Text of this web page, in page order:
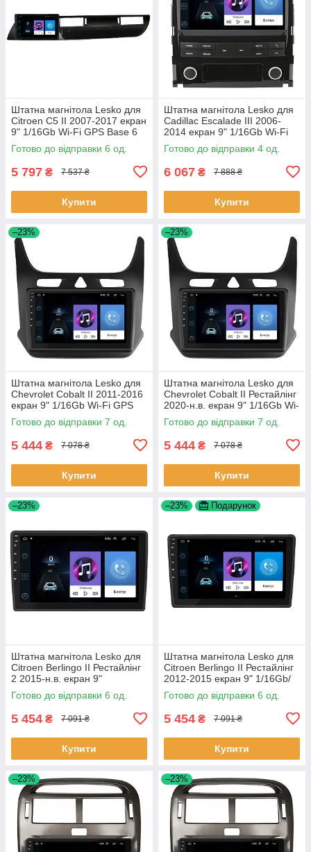
Штатна магнітола Lesko для
Citroen C5 II 2007-2017 екран
9" 1/16Gb Wi-Fi GPS Base 6
шт.
Готово до відправки 6 од.
5 797 ₴ 7 537 ₴
Купити
Штатна магнітола Lesko для
Cadillac Escalade III 2006-
2014 екран 9" 1/16Gb Wi-Fi
GPS Base Каміллак 4 шт.
Готово до відправки 4 од.
6 067 ₴ 7 888 ₴
Купити
–23%
Штатна магнітола Lesko для
Chevrolet Cobalt II 2011-2016
екран 9" 1/16Gb Wi-Fi GPS
Base Шевроле Кобальт 7 шт.
Готово до відправки 7 од.
5 444 ₴ 7 078 ₴
Купити
–23%
Штатна магнітола Lesko для
Chevrolet Cobalt II Рестайлінг
2020-н.в. екран 9" 1/16Gb Wi-
Fi GPS Base 7 шт.
Готово до відправки 7 од.
5 444 ₴ 7 078 ₴
Купити
–23%
Штатна магнітола Lesko для
Citroen Berlingo II Рестайлінг
2 2015-н.в. екран 9"
1/16Gb/Wi-Fi GPS Optima 6шт
Готово до відправки 6 од.
5 454 ₴ 7 091 ₴
Купити
–23% Подарунок
Штатна магнітола Lesko для
Citroen Berlingo II Рестайлінг
2012-2015 екран 9" 1/16Gb/
Wi-Fi GPS Optima 6шт
Готово до відправки 6 од.
5 454 ₴ 7 091 ₴
Купити
–23% –23%